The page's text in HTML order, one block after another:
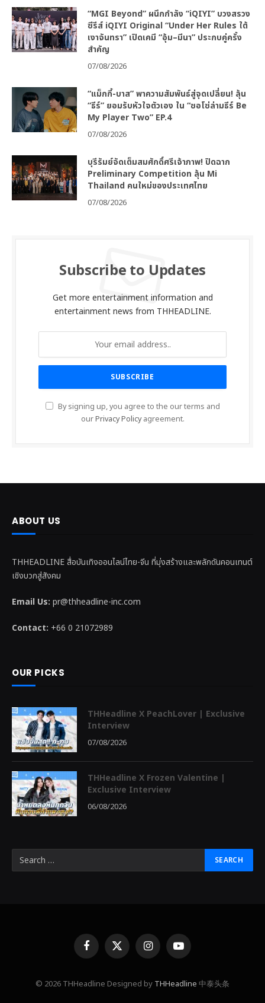
“MGI Beyond” ผนึกกำลัง “iQIYI” บวงสรวง
ซีรีส์ iQIYI Original “Under Her Rules ใต้
เงาจันทรา” เปิดเคมี “อุ้ม–มีนา” ประกบคู่ครั้ง
สำคัญ
07/08/2026
“แม็กกี้-บาส” พาความสัมพันธ์สู่จุดเปลี่ยน! ลุ้น
“ธีร์” ยอมรับหัวใจตัวเอง ใน “ซอโซ่ล่ามธีร์ Be
My Player Two” EP.4
07/08/2026
บุรีรัมย์จัดเต็มสมศักดิ์ศรีเจ้าภาพ! ปิดฉาก
Preliminary Competition ลุ้น Mi
Thailand คนใหม่ของประเทศไทย
07/08/2026
Subscribe to Updates
Get more entertainment information and
entertainment news from THHEADLINE.
By signing up, you agree to the our terms and
ourPrivacy Policyagreement.
ABOUT US
THHEADLINE สื่อบันเทิงออนไลน์ไทย-จีน ที่มุ่งสร้างและพลักดันคอนเทนต์
เชิงบวกสู่สังคม
Email Us: pr@thheadline-inc.com
Contact: +66 0 21072989
OUR PICKS
THHeadline X PeachLover | Exclusive
Interview
07/08/2026
THHeadline X Frozen Valentine |
Exclusive Interview
06/08/2026
FacebookX
(Twitter)
InstagramYouTube
© 2026 THHeadline Designed by THHeadline 中泰头条